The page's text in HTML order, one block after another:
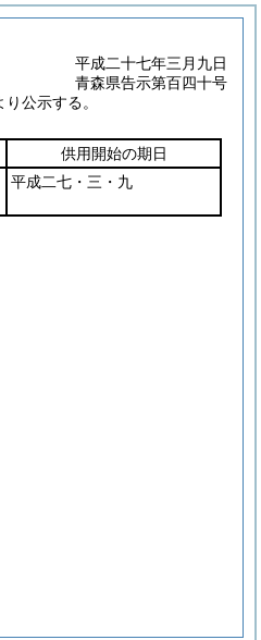
平成二十七年三月九日
青森県告示第百四十号
公示する。
供用開始の期日
平成二七・三・九